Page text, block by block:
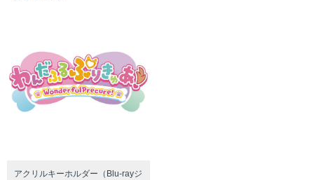
アクリルキーホルダー（Blu-rayジ